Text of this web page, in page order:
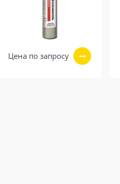
Цена по запросу